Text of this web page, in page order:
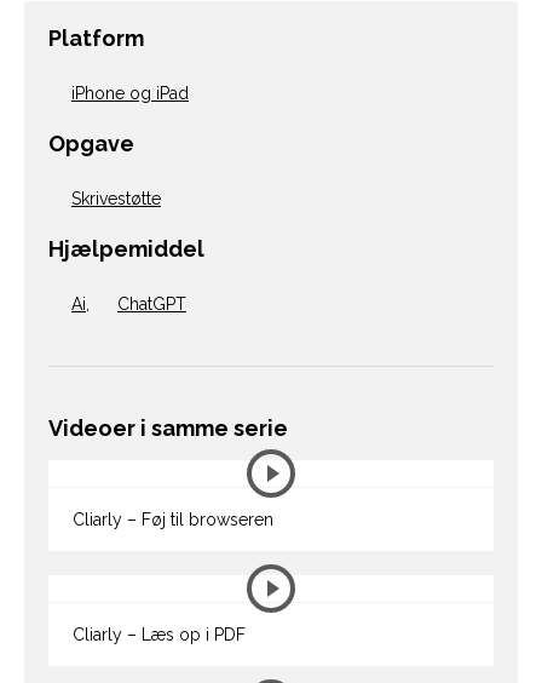
Platform
iPhone og iPad
Opgave
Skrivestøtte
Hjælpemiddel
Ai ChatGPT
Videoer i samme serie
Cliarly – Føj til browseren
Cliarly – Læs op i PDF